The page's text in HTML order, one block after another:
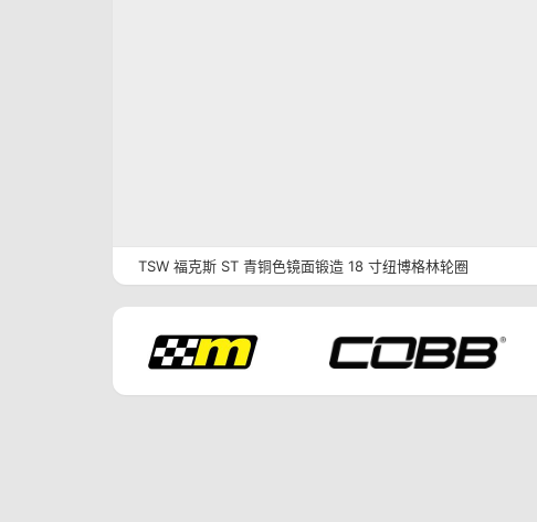
TSW 福克斯 ST 青铜色镜面锻造 18 寸纽博格林轮圈